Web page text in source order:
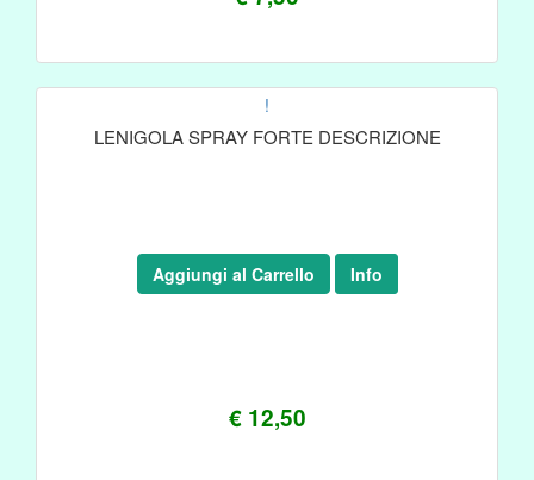
!
LENIGOLA SPRAY FORTE DESCRIZIONE
€ 12,50
Aggiungi al Carrello Info